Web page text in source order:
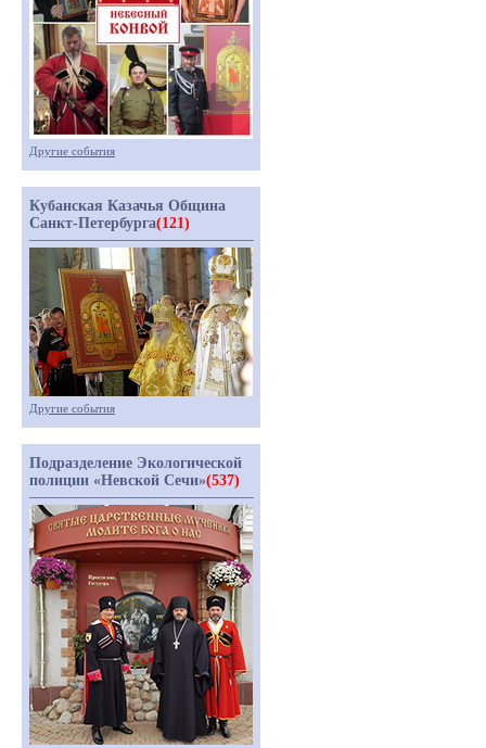
Другие события
Кубанская Казачья Община
Санкт-Петербурга(121)
Другие события
Подразделение Экологической
полиции «Невской Сечи»(537)